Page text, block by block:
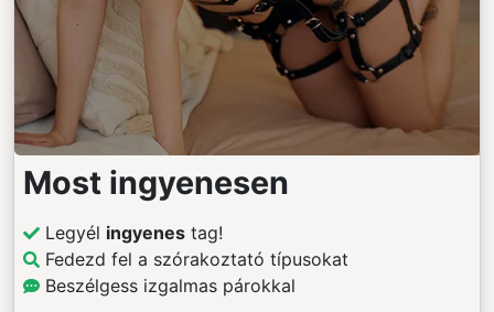
Most ingyenesen
Legyél ingyenes tag!
Fedezd fel a szórakoztató típusokat
Beszélgess izgalmas párokkal